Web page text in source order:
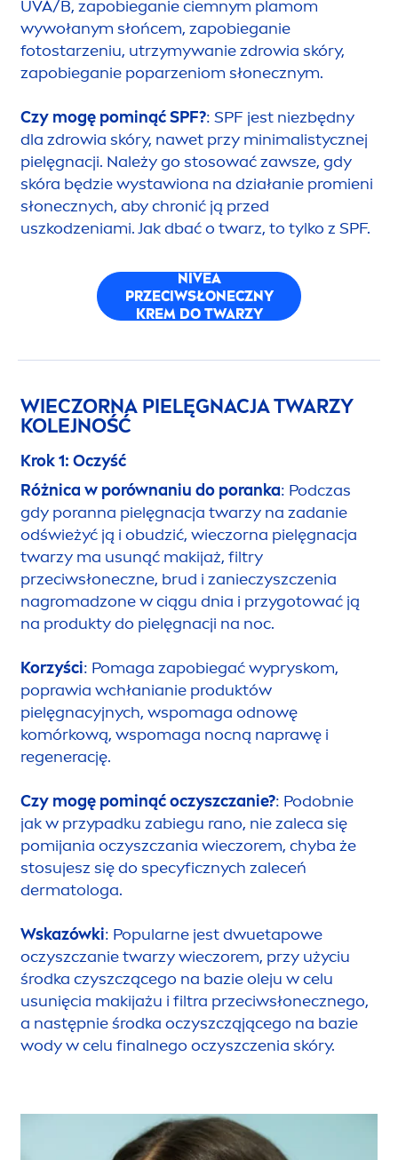
UVA/B, zapobieganie ciemnym plamom
wywołanym słońcem, zapobieganie
fotostarzeniu, utrzymywanie zdrowia skóry,
zapobieganie poparzeniom słonecznym.
Czy mogę pominąć SPF?: SPF jest niezbędny
dla zdrowia skóry, nawet przy minimalistycznej
pielęgnacji. Należy go stosować zawsze, gdy
skóra będzie wystawiona na działanie promieni
słonecznych, aby chronić ją przed
uszkodzeniami. Jak dbać o twarz, to tylko z SPF.
NIVEA
PRZECIWSŁONECZNY
KREM DO TWARZY
WIECZORNA PIELĘGNACJA TWARZY
KOLEJNOŚĆ
Krok 1: Oczyść
Różnica w porównaniu do poranka: Podczas
gdy poranna pielęgnacja twarzy na zadanie
odświeżyć ją i obudzić, wieczorna pielęgnacja
twarzy ma usunąć makijaż, filtry
przeciwsłoneczne, brud i zanieczyszczenia
nagromadzone w ciągu dnia i przygotować ją
na produkty do pielęgnacji na noc.
Korzyści: Pomaga zapobiegać wypryskom,
poprawia wchłanianie produktów
pielęgnacyjnych, wspomaga odnowę
komórkową, wspomaga nocną naprawę i
regenerację.
Czy mogę pominąć oczyszczanie?: Podobnie
jak w przypadku zabiegu rano, nie zaleca się
pomijania oczyszczania wieczorem, chyba że
stosujesz się do specyficznych zaleceń
dermatologa.
Wskazówki: Popularne jest dwuetapowe
oczyszczanie twarzy wieczorem, przy użyciu
środka czyszczącego na bazie oleju w celu
usunięcia makijażu i filtra przeciwsłonecznego,
a następnie środka oczyszcząjącego na bazie
wody w celu finalnego oczyszczenia skóry.